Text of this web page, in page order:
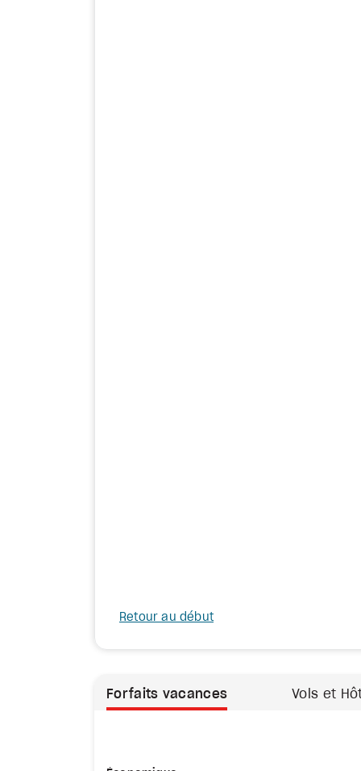
Retour au début
Forfaits vacances Vols et